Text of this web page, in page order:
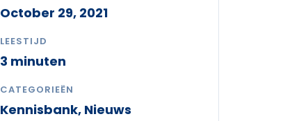
October 29, 2021
LEESTIJD
3 minuten
CATEGORIEËN
Kennisbank, Nieuws